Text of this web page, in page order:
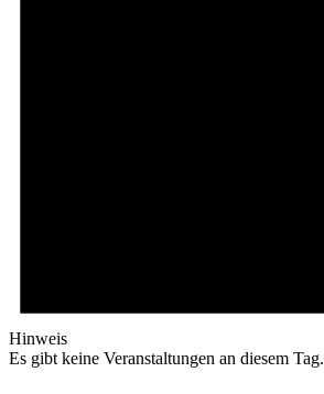
Hinweis
Es gibt keine Veranstaltungen an diesem Tag.